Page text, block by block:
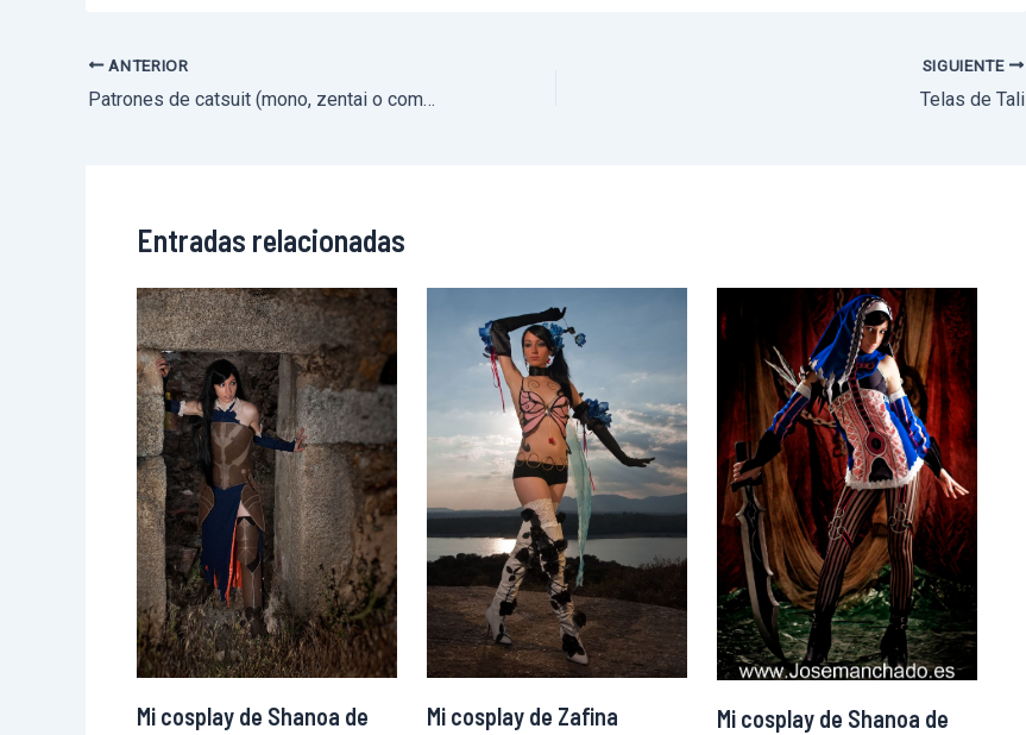
Navegación
de
ANTERIOR
Patrones de catsuit (mono, zentai o como queráis llamarlo) DIY
SIGUIENTE
Telas de Tali
Entradas relacionadas
Mi cosplay de Shanoa de
Mi cosplay de Zafina
Mi cosplay de Shanoa de